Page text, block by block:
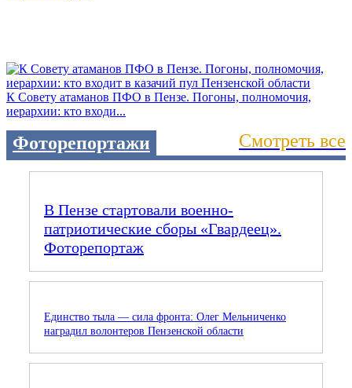
К Совету атаманов ПФО в Пензе. Погоны, полномочия,
иерархии: кто входи...
Фоторепортажи Смотреть все
В Пензе стартовали военно-
патриотические сборы «Гвардеец».
Фоторепортаж
Единство тыла — сила фронта: Олег Мельниченко
наградил волонтеров Пензенской области